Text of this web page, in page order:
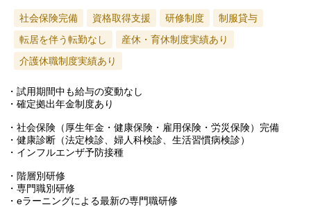
社会保険完備 資格取得支援 研修制度
制服貸与
転居を伴う転勤なし
産休・育休制度実績あり
介護休職制度実績あり
・試用期間中も給与の変動なし
・確定拠出年金制度あり
・社会保険（厚生年金・健康保険・雇用保険・労災保険）完備
・健康診断（法定検診、婦人科検診、生活習慣病検診）
・インフルエンザ予防接種
・階層別研修
・専門職別研修
・eラーニングによる最新の専門職研修